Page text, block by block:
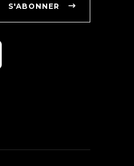
S'ABONNER